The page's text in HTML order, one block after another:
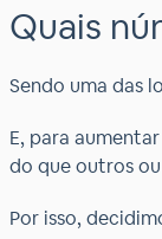
Quais
Sendo uma das
E, para
do que outros
Por isso,